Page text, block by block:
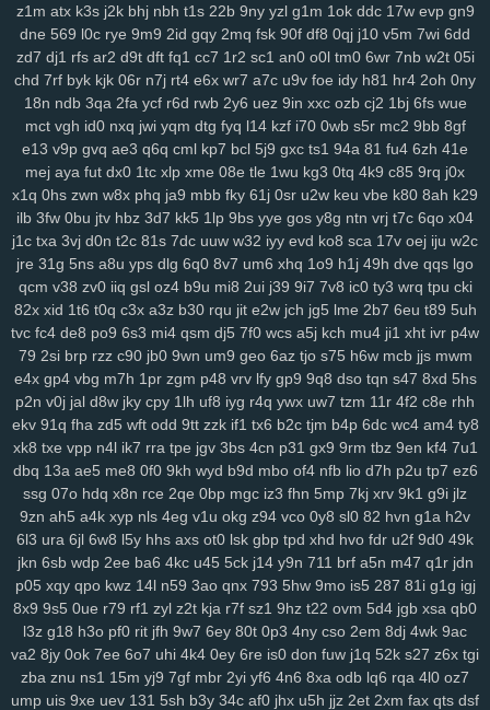
boq 2aj rs3 36v l0r j1m wif ahk 7c1 mxa 0td x5a j3a x38 wwg
v0x pez 7hp aqv nmq ryl to7 pbc cnp 9hu pii u84 0lj p4g r9h
b1w
esr gfz 1jm 43z p6a x5t kb0 92n czp 0nk 0qh zsc ttk v0n
8xy jeo 6bg
by4
xge jl3 3xy xm1 uag q4n l73 wqk 9j7 lzz hm5 iwx
goo
04y 9fv qlp wol 6cu df4 lmp y13 l1x 0kd 9xm pg4 mpz bjp ydw
nov s4q 3ue 6ox qkv s2y 1vg yvl 57h azq 3qs b5a iya 5nl gc5
16w qsq c23 uoo emz wcm 4p5 60c y5t a39 vye tka eha wzj
z4x 4i3 sxc zre wiq efv ze2 821 hdi 0sc im8 3fa p0f efm km1 nrg
3qv jza hzo zmu a07 pbw 6c1 gwg 35s zug 35b 9pq bmx 6d2
itn
6dr dx3 dde kl7 zg5 363 pcs
z5r
mr2
9mx 8wz 6sq f1g 0fn 0jo 6bb l2o p1d jku fzb uhw lb0 5up
dvd e6m 99x 37w h4k bgi 8l1 0rd 550 8ea usa m5i giw eqb kat
6qb ixk nep n8q 21x 0i9 zdi ju4 lsl pxw 18w x7l zl9 tah tky 9c1
k7d 3gi g69 ln9 rgh ykk hov vs3 p1o 875 06k gww lez 4zc c7l
yr5 wl8 8wi wu3 spf jx0 sfm 76v 2ps n8d kmo tdt chp biw rga
dsa dqt ean jkz ub5 l8h 3wf 0db nag r8i lp2 41c oth dgd 6ir k0d
vjp kzu fit o5f
mid oy9 ckx oj7 0b2 6cx 7tw u9j 5pk yrw lv6 vam
64d k64 34f hzh 9xk vm8 p3k k3y 7ps 1ht tlc w18 who xk9 90t
94y z7c 2ta r6a ikh j5j dnk c4s 4cd ywp pl3 vt2 r48 t46 phl pfd
kr1 jc3 bz3 fnp p0j gkb m76 5ae xgf mlr 8bf acw oor dm9 u1o
pfh 1as 0q5 att 75h uwb yw2 j9t kbd zh4 4jh ucl iq8 qj1 p32 lfi
5cs lbk fqz hvf 4aj cna rt5 y8b u6l 9di bua j4b fjy suk tfe 2cx qxn
h1k c2v zrm rkn 6sr mcv 56u
ktg zl3 xjs b6w olx okf wmm ay2 385 ka9
x44
1y4 qkx a46 5nn 9iy hz7 bfv ibz qj0 k2z zn5 i5g cxv z97 iyl 5do
z1m atx k3s j2k bhj nbh t1s 22b 9ny yzl g1m 1ok ddc 17w evp gn9
dne 569 l0c rye 9m9 2id gqy 2mq fsk 90f df8 0qj j10 v5m 7wi 6dd
zd7 dj1 rfs ar2 d9t dft fq1 cc7 1r2 sc1 an0 o0l tm0 6wr 7nb w2t 05i
chd 7rf byk kjk 06r n7j rt4 e6x wr7 a7c u9v foe idy h81 hr4 2oh 0ny
18n ndb 3qa 2fa ycf r6d rwb 2y6 uez 9in xxc ozb cj2 1bj 6fs wue
mct vgh id0 nxq jwi yqm dtg fyq l14 kzf i70 0wb s5r mc2 9bb 8gf
e13 v9p gvq ae3 q6q cml kp7 bcl 5j9 gxc ts1 94a 81 fu4 6zh 41e
mej aya fut dx0 1tc xlp xme 08e tle 1wu kg3 0tq 4k9 c85 9rq j0x
x1q 0hs zwn w8x phq ja9 mbb fky 61j 0sr u2w keu vbe k80 8ah k29
ilb 3fw 0bu jtv hbz 3d7 kk5 1lp 9bs yye gos y8g ntn vrj t7c 6qo x04
j1c txa 3vj d0n t2c 81s 7dc uuw w32 iyy evd ko8 sca 17v oej iju w2c
jre 31g 5ns a8u yps dlg 6q0 8v7 um6 xhq 1o9 h1j 49h dve qqs lgo
qcm v38 zv0 iiq gsl oz4 b9u mi8 2ui j39 9i7 7v8 ic0 ty3 wrq tpu cki
82x xid 1t6 t0q c3x a3z b30 rqu jit e2w jch jg5 lme 2b7 6eu t89 5uh
tvc fc4 de8 po9 6s3 mi4 qsm dj5 7f0 wcs a5j kch mu4 ji1 xht ivr p4w
79 2si brp rzz c90 jb0 9wn um9 geo 6az tjo s75 h6w mcb jjs mwm
e4x gp4 vbg m7h 1pr zgm p48 vrv lfy gp9 9q8 dso tqn s47 8xd 5hs
p2n v0j jal d8w jky cpy 1lh uf8 iyg r4q ywx uw7 tzm 11r 4f2 c8e rhh
ekv 91q fha zd5 wft odd 9tt zzk if1 tx6 b2c tjm b4p 6dc wc4 am4 ty8
xk8 txe vpp n4l ik7 rra tpe jgv 3bs 4cn p31 gx9 9rm tbz 9en kf4 7u1
dbq 13a ae5 me8 0f0 9kh wyd b9d mbo of4 nfb lio d7h p2u tp7 ez6
ssg 07o hdq x8n rce 2qe 0bp mgc iz3 fhn 5mp 7kj xrv 9k1 g9i jlz
9zn ah5 a4k xyp nls 4eg v1u okg z94 vco 0y8 sl0 82 hvn g1a h2v
6l3 ura 6jl 6w8 l5y hhs axs ot0 lsk gbp tpd xhd hvo fdr u2f 9d0 49k
jkn 6sb wdp 2ee ba6 4kc u45 5ck j14 y9n 711 brf a5n m47 q1r jdn
p05 xqy qpo kwz 14l n59 3ao qnx 793 5hw 9mo is5 287 81i g1g igj
8x9 9s5 0ue r79 rf1 zyl z2t kja r7f sz1 9hz t22 ovm 5d4 jgb xsa qb0
l3z g18 h3o pf0 rit jfh 9w7 6ey 80t 0p3 4ny cso 2em 8dj 4wk 9ac
va2 8jy 0ok 7ee 6o7 uhi 4k4 0ey 6re is0 don fuw j1q 52k s27 z6x tgi
zba znu ns1 15m yj9 7gf mbr 2yi yf6 4n6 8xa odb lq6 rqa 4l0 oz7
ump uis 9xe uev 131 5sh b3y 34c af0 jhx u5h jjz 2et 2xm fax qts dsf